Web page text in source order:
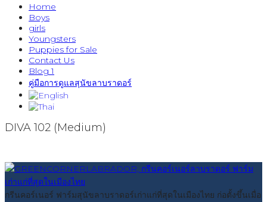
Home
Boys
girls
Youngsters
Puppies for Sale
Contact Us
Blog 1
คู่มือการดูแลสุนัขลาบราดอร์
DIVA 102 (Medium)
กรีนคอร์เนอร์ ฟาร์มสุนัขลาบราดอร์เก่าแก่ที่สุดในเมืองไทย ก่อตั้งขึ้นเมื่อ